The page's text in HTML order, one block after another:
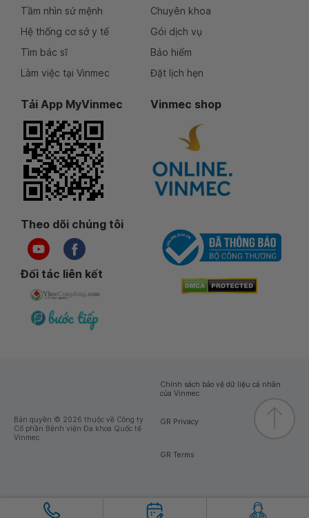
Tầm nhìn sứ mệnh
Hệ thống cơ sở y tế
Tìm bác sĩ
Làm việc tại Vinmec
Chuyên khoa
Gói dịch vụ
Bảo hiểm
Đặt lịch hẹn
Tải App MyVinmec Vinmec shop
Theo dõi chúng tôi
Đối tác liên kết
Bản quyền © 2026 thuộc về Công ty
Cổ phần Bệnh viện Đa khoa Quốc tế
Vinmec
Chính sách bảo vệ dữ liệu cá nhân
của Vinmec
GR Privacy
GR Terms